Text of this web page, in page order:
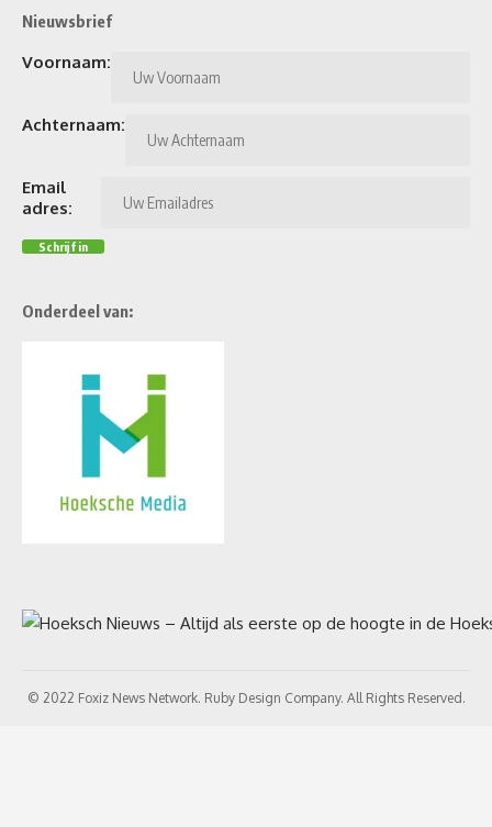
Nieuwsbrief
Voornaam:
Achternaam:
Email
adres:
Onderdeel van:
© 2022 Foxiz News Network. Ruby Design Company. All Rights Reserved.